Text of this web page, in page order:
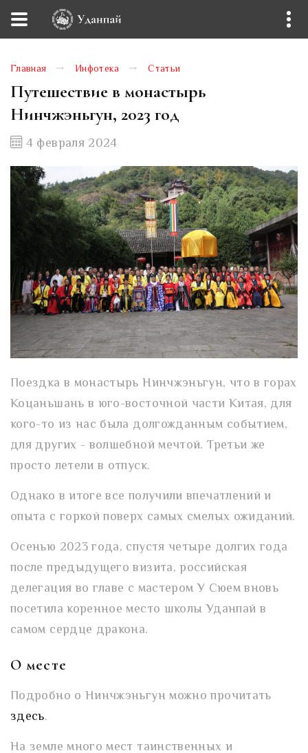
Главная Инфотека Статьи
Путешествие в монастырь
Нинчжэньгун, 2023 год
4 февраля 2024
Поездка в монастырь Нинчжэньгун, что в горах
Коцаньшань в юго-восточной части Китая, для
кого-то из нас была долгожданным событием,
для других - волшебной мечтой. Третьи же
просто летели в отпуск.
Однако в итоге все получили впечатлений и
опыта с горкой поверх самых смелых ожиданий.
Осенью 2023 года, спустя четыре долгих года
после предыдущего визита, российская
делегация во главе с мастером У Сюем вновь
посетила коренное место школы Уданпай в
самом сердце дракона.
О месте
Подробно о Нинчжэньгун можно прочитать
здесь.
На земле много мест таинственных и